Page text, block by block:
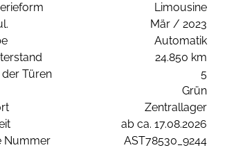
Limousine
Mär / 2023
Automatik
24.850 km
Türen
5
Grün
Zentrallager
ab ca. 17.08.2026
Nummer
AST78530_9244